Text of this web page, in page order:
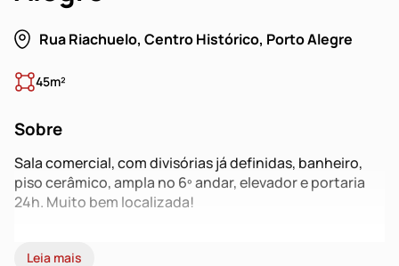
Rua Riachuelo, Centro Histórico, Porto Alegre
45m²
Sobre
Sala comercial, com divisórias já definidas, banheiro,
piso cerâmico, ampla no 6º andar, elevador e portaria
24h. Muito bem localizada!
Leia mais